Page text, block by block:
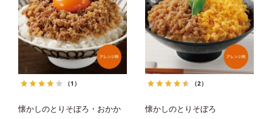
（1）
懐かしのとりそぼろ・おかか
（2）
懐かしのとりそぼろ